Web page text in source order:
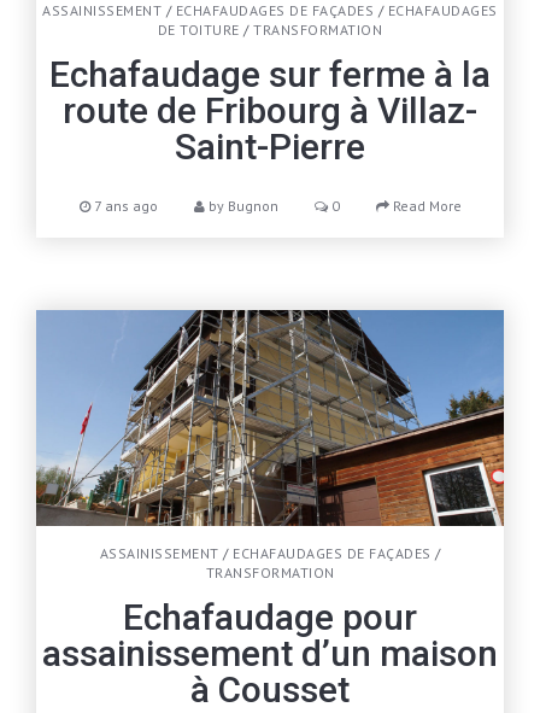
ASSAINISSEMENT / ECHAFAUDAGES DE FAÇADES / ECHAFAUDAGES
DE TOITURE /TRANSFORMATION
Echafaudage sur ferme à la
route de Fribourg à Villaz-
Saint-Pierre
7 ans ago by Bugnon 0 Read More
ASSAINISSEMENT / ECHAFAUDAGES DE FAÇADES /
TRANSFORMATION
Echafaudage pour
assainissement d’un maison
à Cousset